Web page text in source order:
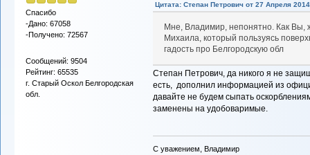
Спасибо
-Дано: 67058
-Получено: 72567
Сообщений: 9504
Рейтинг: 65535
г. Старый Оскол Белгородская
обл.
Цитата: Степан Петрович от 27 Апреля
Мне, Владимир, непонятно. Как Вы,
Михаила, который пользуясь
гадость про Белгородскую обл
Степан Петрович, да никого я не
есть, дополнил информацией из
давайте не будем сыпать
заменены на удобоваримые.
С уважением, Владимир